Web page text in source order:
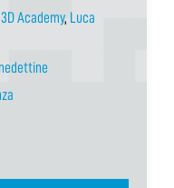
Academy, Luca